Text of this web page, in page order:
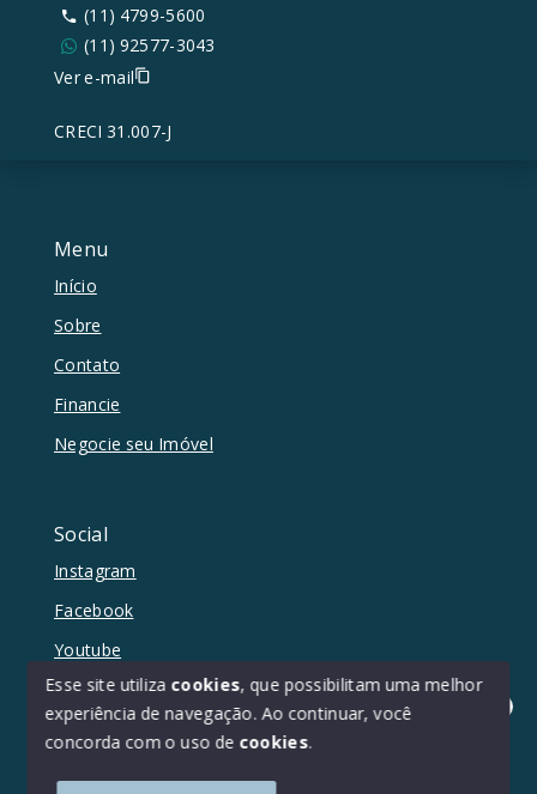
Olá! Estamos disponíveis para te ajudar.
Menu
Início
Sobre
Contato
Financie
Negocie seu Imóvel
Social
Instagram
Facebook
Youtube
© Copyright 2026 - Duetto Imóveis - Todos os direitos
(11) 4799-5600
(11) 92577-3043
Ver e-mail
CRECI 31.007-J
Esse site utiliza cookies, que possibilitam uma melhor
experiência de navegação. Ao continuar, você
concorda com o uso de cookies.